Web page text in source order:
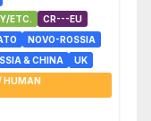
ETC.
CR---EU
NOVO-ROSSIA
& CHINA
UK
HUMAN